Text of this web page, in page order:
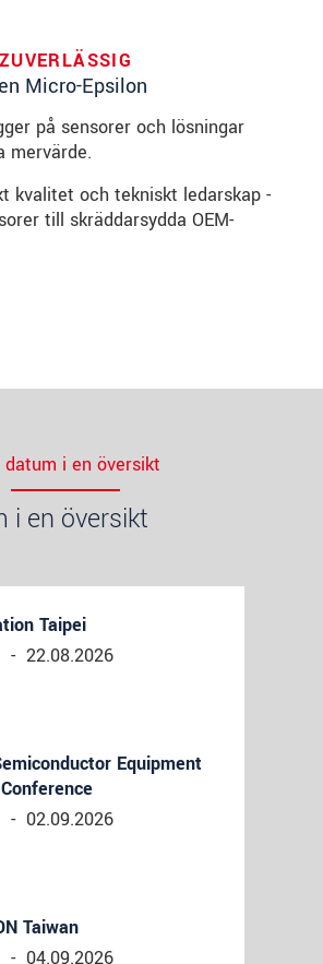
Micro-Epsilon
på sensorer och lösningar
mervärde.
kvalitet och tekniskt ledarskap -
till skräddarsydda OEM-
datum i en översikt
i en översikt
Taipei
- 22.08.2026
Equipment
- 02.09.2026
Taiwan
- 04.09.2026